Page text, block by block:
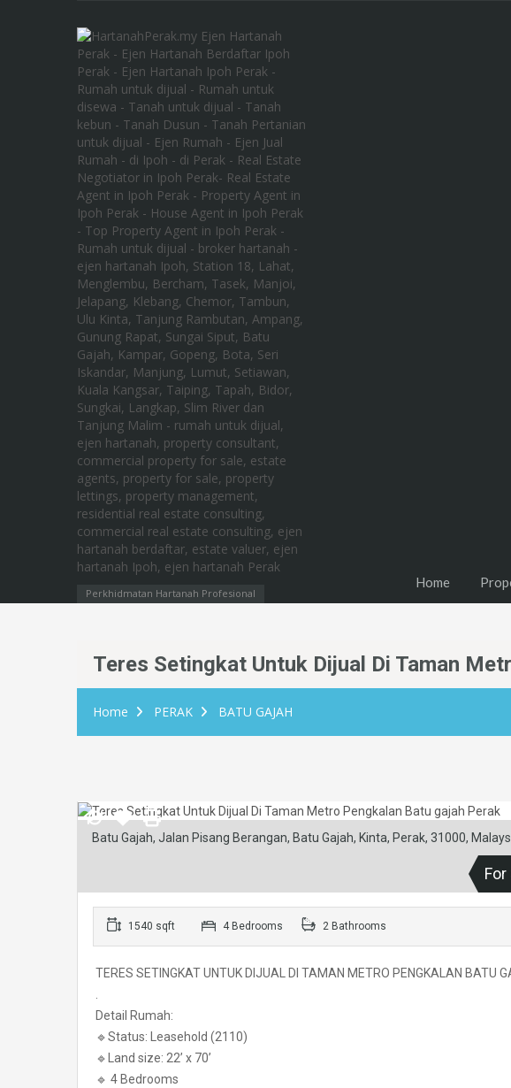
Perkhidmatan Hartanah Profesional
Home
Teres Setingkat Untuk Dijual Di Taman
Home PERAK BATU GAJAH
Batu Gajah, Jalan Pisang Berangan, Batu Gajah, Kinta, Perak, 31000,
For
1540 sqft 4 Bedrooms 2 Bathrooms
TERES SETINGKAT UNTUK DIJUAL DI TAMAN METRO PENGKALAN BATU
.
Detail Rumah:
🔹Status: Leasehold (2110)
🔹Land size: 22’ x 70’
🔹 4 Bedrooms